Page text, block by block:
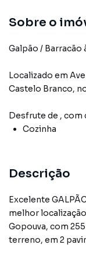
Sobre o
Galpão / Barracão
Localizado em
Castelo Branco,
Desfrute de , com
Cozinha
Descrição
Excelente
melhor
Gopouva, com
terreno, em 2